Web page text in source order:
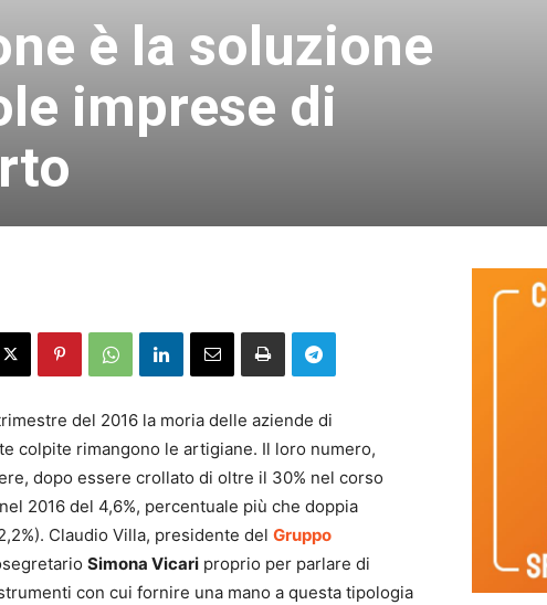
è la soluzione
imprese di
del 2016 la moria delle aziende di
colpite rimangono le artigiane. Il loro numero,
dopo essere crollato di oltre il 30% nel corso
2016 del 4,6%, percentuale più che doppia
Claudio Villa, presidente del Gruppo
Simona Vicari proprio per parlare di
con cui fornire una mano a questa tipologia